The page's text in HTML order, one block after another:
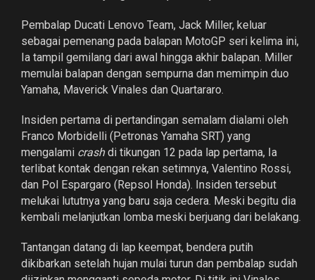
Pembalap Ducati Lenovo Team, Jack Miller, keluar
sebagai pemenang pada balapan MotoGP seri kelima ini,
Ia tampil gemilang dari awal hingga akhir balapan. Miller
memulai balapan dengan sempurna dan memimpin duo
Yamaha, Maverick Vinales dan Quartararo.
Insiden pertama di pertandingan semalam dialami oleh
Franco Morbidelli (Petronas Yamaha SRT) yang
mengalami crashdi tikungan 12 pada lap pertama, Ia
terlibat kontak dengan rekan setimnya, Valentino Rossi,
dan Pol Espargaro (Repsol Honda). Insiden tersebut
melukai lututnya yang baru saja cedera. Meski begitu dia
kembali melanjutkan lomba meski berjuang dari belakang.
Tantangan datang di lap keempat, bendera putih
dikibarkan setelah hujan mulai turun dan pembalap sudah